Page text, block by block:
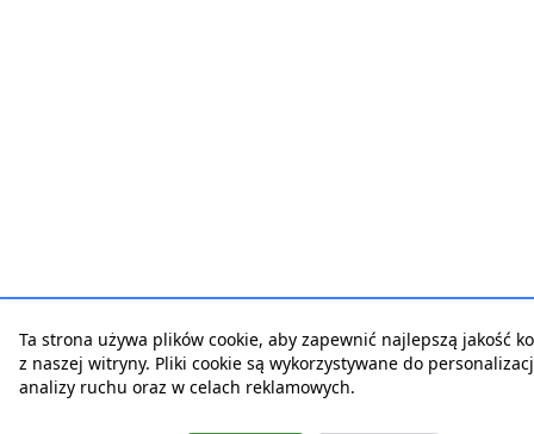
Ta strona używa plików cookie, aby zapewnić najlepszą jakość
z naszej witryny. Pliki cookie są wykorzystywane do
analizy ruchu oraz w celach reklamowych.